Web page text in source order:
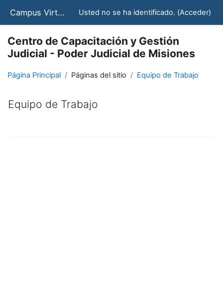
Campus Virtual - CCJ - STJ Usted no se ha identificado. (Acceder)
Centro de Capacitación y Gestión
Judicial - Poder Judicial de Misiones
Página Principal Páginas del sitio Equipo de Trabajo
Equipo de Trabajo